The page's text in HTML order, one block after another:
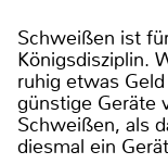
Schweißen ist
Königsdisziplin.
ruhig etwas
günstige Geräte
Schweißen, als
diesmal ein